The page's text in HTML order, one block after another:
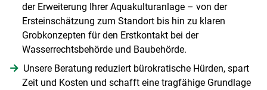
der Erweiterung Ihrer Aquakulturanlage – von der
Ersteinschätzung zum Standort bis hin zu klaren
Grobkonzepten für den Erstkontakt bei der
Wasserrechtsbehörde und Baubehörde.
Unsere Beratung reduziert bürokratische Hürden, spart
Zeit und Kosten und schafft eine tragfähige Grundlage